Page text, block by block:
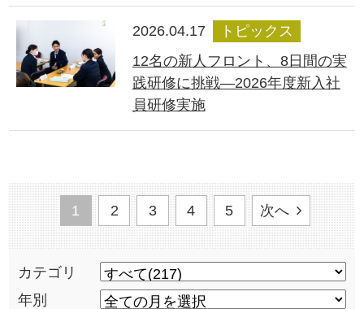
2026.04.17
トピックス
12名の新人フロント、8日間の実
践研修に挑戦―2026年度新入社
員研修実施
1 2 3 4 5 次へ
カテゴリ
年別